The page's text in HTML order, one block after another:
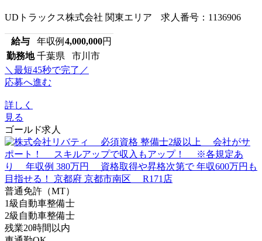
UDトラックス株式会社 関東エリア 求人番号：1136906
給与 年収例 4,000,000円
勤務地 千葉県 市川市
＼最短45秒で完了／
応募へ進む
詳しく
見る
ゴールド求人
普通免許（MT）
1級自動車整備士
2級自動車整備士
残業20時間以内